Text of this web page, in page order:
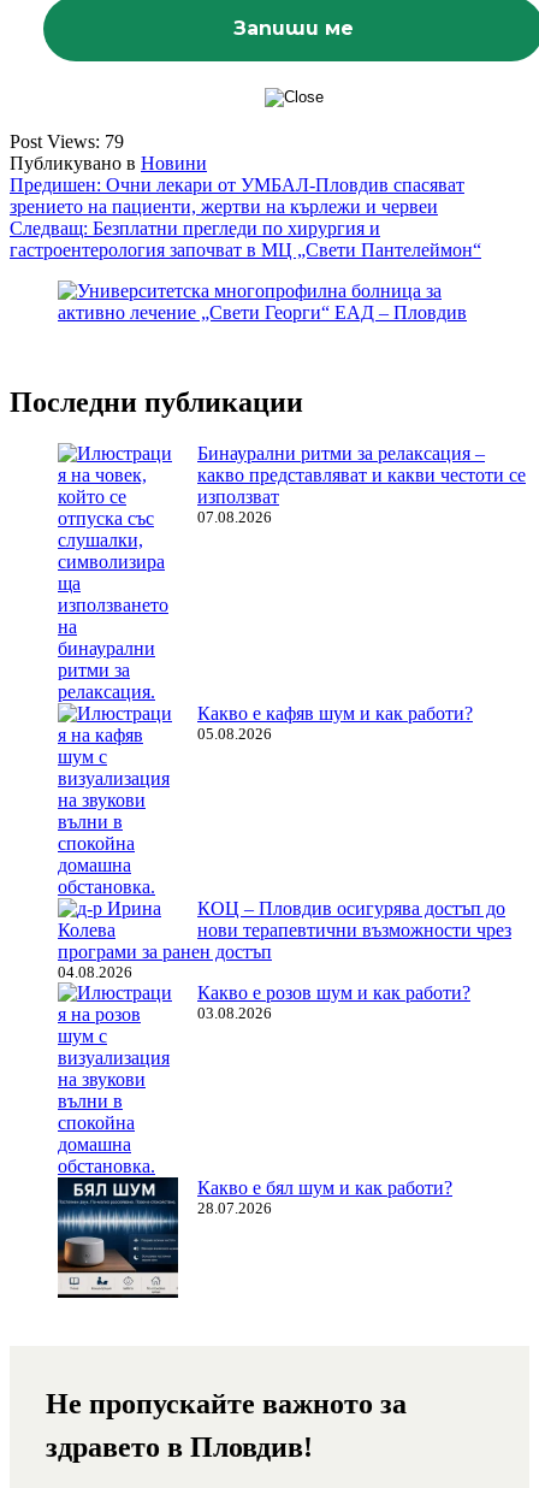
Post Views: 79
Публикувано в Новини
Навигация
Предишен: Очни лекари от УМБАЛ-Пловдив спасяват
зрението на пациенти, жертви на кърлежи и червеи
Следващ: Безплатни прегледи по хирургия и
гастроентерология започват в МЦ „Свети Пантелеймон“
Последни публикации
Бинаурални ритми за релаксация –
какво представляват и какви честоти се
използват
07.08.2026
Какво е кафяв шум и как работи?
05.08.2026
КОЦ – Пловдив осигурява достъп до
нови терапевтични възможности чрез
програми за ранен достъп
04.08.2026
Какво е розов шум и как работи?
03.08.2026
Какво е бял шум и как работи?
28.07.2026
Не пропускайте важното за
здравето в Пловдив!